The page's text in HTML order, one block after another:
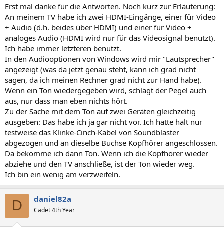
Erst mal danke für die Antworten. Noch kurz zur Erläuterung:
An meinem TV habe ich zwei HDMI-Eingänge, einer für Video
+ Audio (d.h. beides über HDMI) und einer für Video +
analoges Audio (HDMI wird nur für das Videosignal benutzt).
Ich habe immer letzteren benutzt.
In den Audiooptionen von Windows wird mir "Lautsprecher"
angezeigt (was da jetzt genau steht, kann ich grad nicht
sagen, da ich meinen Rechner grad nicht zur Hand habe).
Wenn ein Ton wiedergegeben wird, schlägt der Pegel auch
aus, nur dass man eben nichts hört.
Zu der Sache mit dem Ton auf zwei Geräten gleichzeitig
ausgeben: Das habe ich ja gar nicht vor. Ich hatte halt nur
testweise das Klinke-Cinch-Kabel von Soundblaster
abgezogen und an dieselbe Buchse Kopfhörer angeschlossen.
Da bekomme ich dann Ton. Wenn ich die Kopfhörer wieder
abziehe und den TV anschließe, ist der Ton wieder weg.
Ich bin ein wenig am verzweifeln.
D daniel82a
Cadet 4th Year